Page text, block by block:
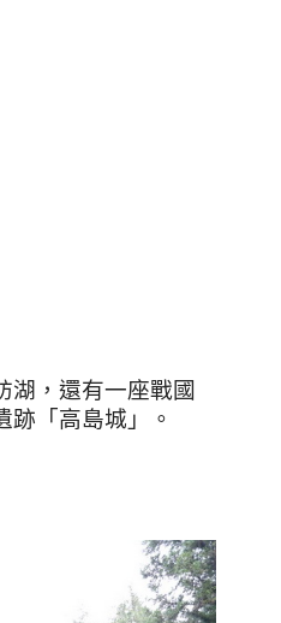
湖，還有一座戰國
跡「高島城」。